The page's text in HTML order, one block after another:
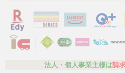
法人・個人事業主様は請